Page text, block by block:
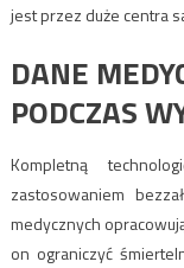
jest przez duże centra
DANE
PODCZAS
Kompletną
zastosowaniem
medycznych
on ograniczyć